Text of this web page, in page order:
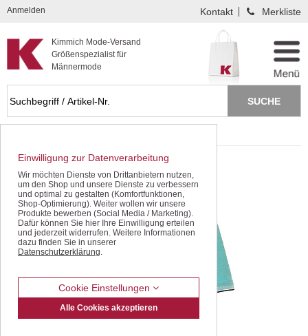
Kompletten Head der Seite überspringen
Kimmich Mode-Versand
Größenspezialist für
Männermode
Anmelden Kontakt Merkliste
Einwilligung zur Datenverarbeitung
Wir möchten Dienste von Drittanbietern nutzen,
um den Shop und unsere Dienste zu verbessern
und optimal zu gestalten (Komfortfunktionen,
Shop-Optimierung). Weiter wollen wir unsere
Produkte bewerben (Social Media / Marketing).
Dafür können Sie hier Ihre Einwilligung erteilen
und jederzeit widerrufen. Weitere Informationen
dazu finden Sie in unserer
Datenschutzerklärung.
Cookie Einstellungen
Alle Cookies akzeptieren